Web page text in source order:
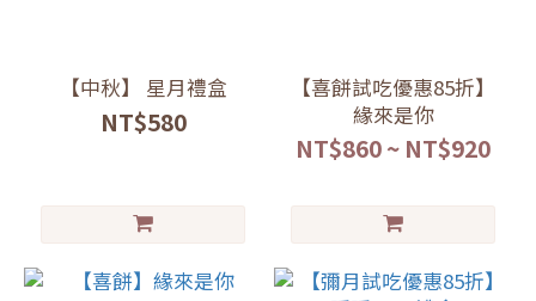
【中秋】 星月禮盒
NT$580
【喜餅試吃優惠85折】
緣來是你
NT$860 ~ NT$920